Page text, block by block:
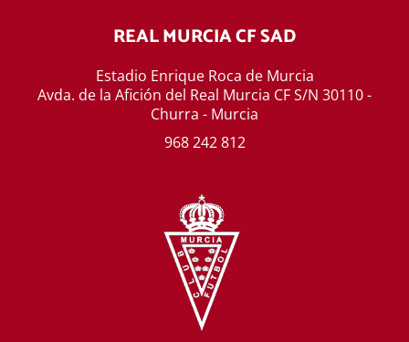
REAL MURCIA CF SAD
Estadio Enrique Roca de Murcia
Avda. de la Afición del Real Murcia CF S/N 30110 -
Churra - Murcia
968 242 812